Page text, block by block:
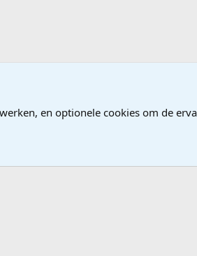
en optionele cookies om de